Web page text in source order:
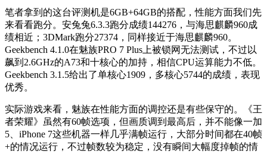
笔者拿到的这台评测机是6GB+64GB的搭配，性能方面我们先
来看看跑分。安兔兔6.3.3跑分成绩144276，与海思麒麟960成
绩相近；3DMark跑分27374，同样接近于海思麒麟960。
Geekbench 4.1.0在魅族PRO 7 Plus上被锁网无法测试，不过以
飙到2.6GHz的A73和十核心的加持，相信CPU运算能力不低。
Geekbench 3.1.5给出了单核心1909，多核心5744的成绩，表现
优秀。
实际游戏来看，魅族在性能方面的调控还是有些保守的。《王
者荣耀》虽然有60帧选项，但画质调到最高后，并不能像一加
5、iPhone 7这些机器一样几乎满帧运行，大部分时间都在40帧
+的情况运行，不过帧数较为稳定，没有瞬间大幅度掉帧的情